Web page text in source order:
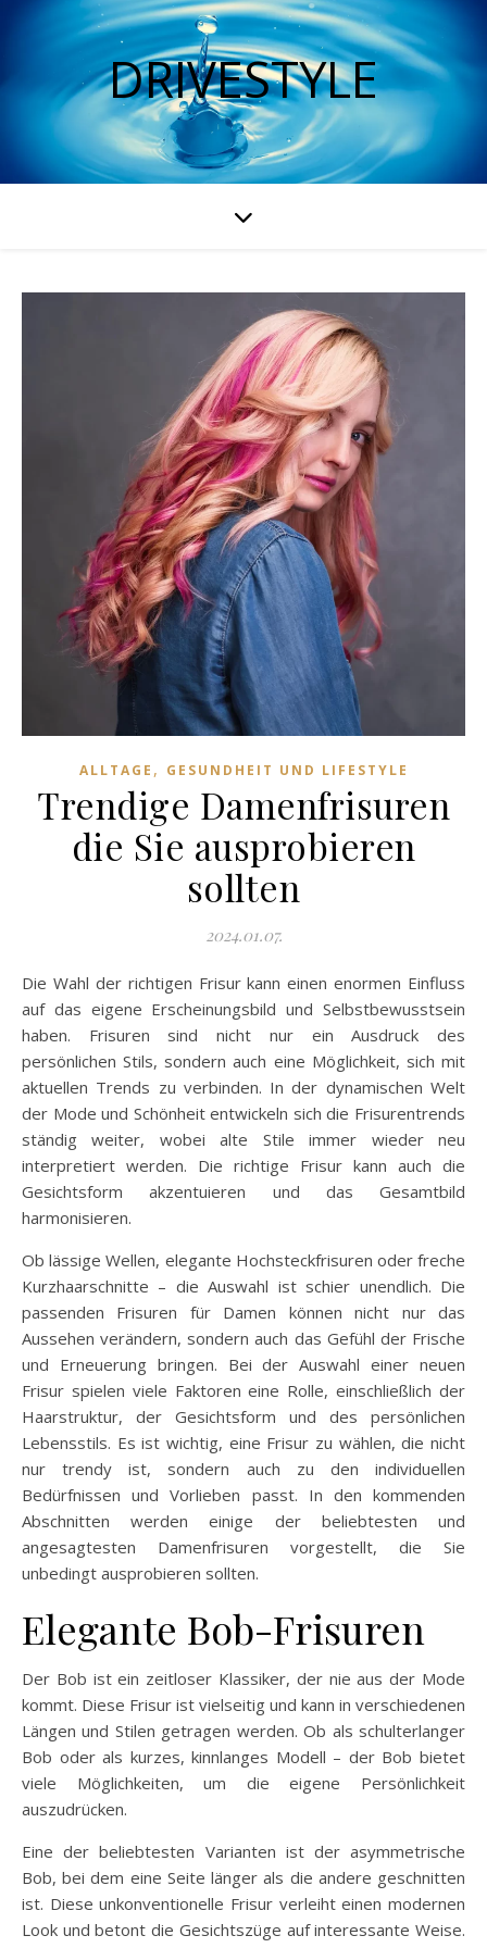
DRIVESTYLE
ALLTAGE , GESUNDHEIT UND LIFESTYLE
Trendige Damenfrisuren
die Sie ausprobieren
sollten
2024.01.07.
Die Wahl der richtigen Frisur kann einen enormen Einfluss
auf das eigene Erscheinungsbild und Selbstbewusstsein
haben. Frisuren sind nicht nur ein Ausdruck des
persönlichen Stils, sondern auch eine Möglichkeit, sich mit
aktuellen Trends zu verbinden. In der dynamischen Welt
der Mode und Schönheit entwickeln sich die Frisurentrends
ständig weiter, wobei alte Stile immer wieder neu
interpretiert werden. Die richtige Frisur kann auch die
Gesichtsform akzentuieren und das Gesamtbild
harmonisieren.
Ob lässige Wellen, elegante Hochsteckfrisuren oder freche
Kurzhaarschnitte – die Auswahl ist schier unendlich. Die
passenden Frisuren für Damen können nicht nur das
Aussehen verändern, sondern auch das Gefühl der Frische
und Erneuerung bringen. Bei der Auswahl einer neuen
Frisur spielen viele Faktoren eine Rolle, einschließlich der
Haarstruktur, der Gesichtsform und des persönlichen
Lebensstils. Es ist wichtig, eine Frisur zu wählen, die nicht
nur trendy ist, sondern auch zu den individuellen
Bedürfnissen und Vorlieben passt. In den kommenden
Abschnitten werden einige der beliebtesten und
angesagtesten Damenfrisuren vorgestellt, die Sie
unbedingt ausprobieren sollten.
Elegante Bob-Frisuren
Der Bob ist ein zeitloser Klassiker, der nie aus der Mode
kommt. Diese Frisur ist vielseitig und kann in verschiedenen
Längen und Stilen getragen werden. Ob als schulterlanger
Bob oder als kurzes, kinnlanges Modell – der Bob bietet
viele Möglichkeiten, um die eigene Persönlichkeit
auszudrücken.
Eine der beliebtesten Varianten ist der asymmetrische
Bob, bei dem eine Seite länger als die andere geschnitten
ist. Diese unkonventionelle Frisur verleiht einen modernen
Look und betont die Gesichtszüge auf interessante Weise.